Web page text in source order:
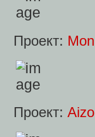
Проект:
Проект: